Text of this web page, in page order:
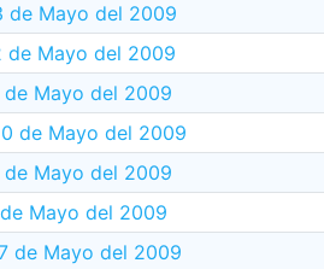
de Mayo del 2009
de Mayo del 2009
de Mayo del 2009
de Mayo del 2009
de Mayo del 2009
Mayo del 2009
de Mayo del 2009